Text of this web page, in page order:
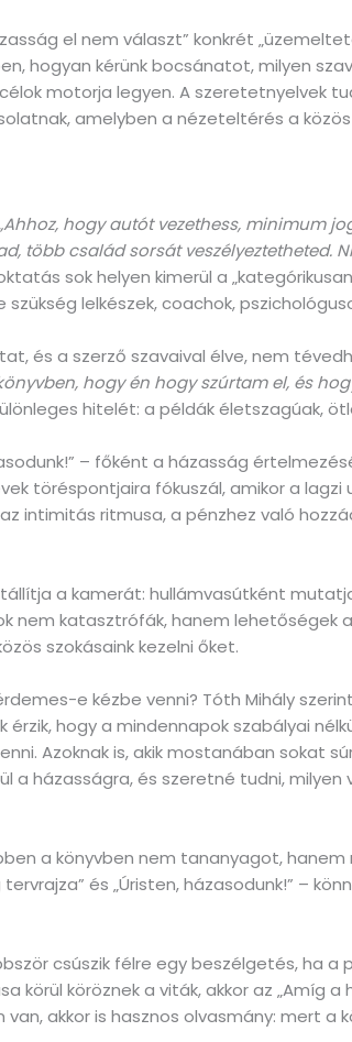
el nem választ” konkrét
hogyan kérünk bocsánatot, milyen
motorja legyen. A szeretetnyelvek
amelyben a nézeteltérés a
hogy autót vezethess, minimum
több család sorsát veszélyeztetheted.
sok helyen kimerül a
lelkészek, coachok,
és a szerző szavaival élve, nem
hogy én hogy szúrtam el, és
hitelét: a példák életszagúak,
– főként a házasság
töréspontjaira fókuszál, amikor a lagzi
intimitás ritmusa, a pénzhez való
a kamerát: hullámvasútként
nem katasztrófák, hanem lehetőségek
szokásaink kezelni őket.
e kézbe venni? Tóth Mihály
érzik, hogy a mindennapok szabályai
Azoknak is, akik mostanában sokat
a házasságra, és szeretné tudni, milyen
a könyvben nem tananyagot,
és „Úristen, házasodunk!” –
csúszik félre egy beszélgetés, ha a
köröznek a viták, akkor az „Amíg a
akkor is hasznos olvasmány: mert a